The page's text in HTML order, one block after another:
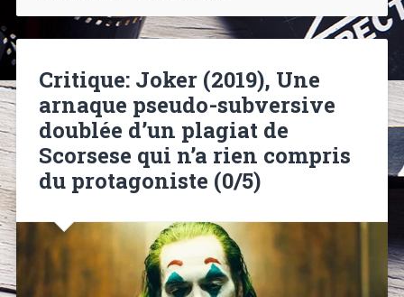
Critique: Joker (2019), Une
arnaque pseudo-subversive
doublée d’un plagiat de
Scorsese qui n’a rien compris
du protagoniste (0/5)